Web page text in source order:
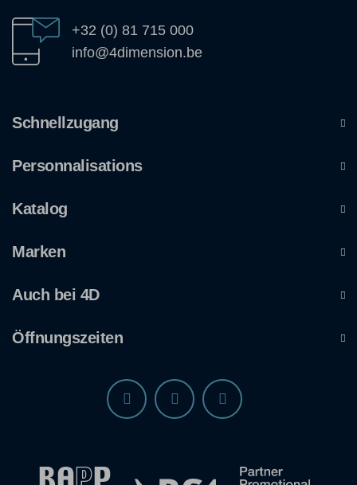
+32 (0) 81 715 000
info@4dimension.be
Schnellzugang
Personnalisations
Katalog
Marken
Auch bei 4D
Öffnungszeiten